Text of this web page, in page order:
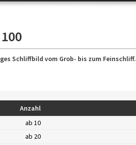
Schliffbild vom Grob- bis zum Feinschliff.
Anzahl
ab 10
ab 20